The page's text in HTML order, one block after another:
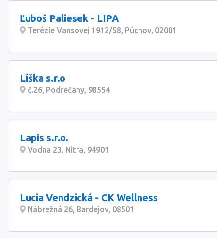
Ľuboš Paliesek - LIPA
Terézie Vansovej 1912/58, Púchov, 02001
Líška s.r.o
č.26, Podrečany, 98554
Lapis s.r.o.
Vodna 23, Nitra, 94901
Lucia Vendzická - CK Wellness
Nábrežná 26, Bardejov, 08501